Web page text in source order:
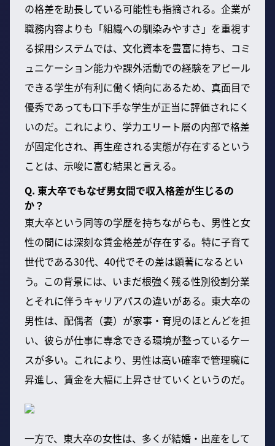
の格差を助長している可能性も指摘される。企業が
職務内容よりも「組織への馴染みやすさ」を重視す
る採用システムでは、文化資本を豊富に持ち、コミ
ュニケーション能力や課外活動での経験をアピール
できる学生が有利に働く傾向にあるため、真面目で
優秀であっても口下手な学生が正当に評価されにく
いのだ。これにより、学力エリート層の内部で格差
が固定化され、再生産される実態が存在するという
ことは、示唆に富む結果と言える。
Q. 東大卒でもなぜ男女間で収入格差が生じるの
か？
東大卒という同等の学歴を持ちながらも、男性と女
性の間には深刻な賃金格差が存在する。特に子育て
世代である30代、40代でその差は顕著になるとい
う。この背景には、いまだ根強く残る性別役割分業
とそれに伴うキャリアパスの違いがある。東大卒の
男性は、配偶者（妻）が家事・育児のほとんどを担
い、彼らが仕事に専念できる環境が整っているケー
スが多い。これにより、男性は高い確率で管理職に
昇進し、賃金を大幅に上昇させていくというのだ。
一方で、東大卒の女性は、多くが結婚・出産をして